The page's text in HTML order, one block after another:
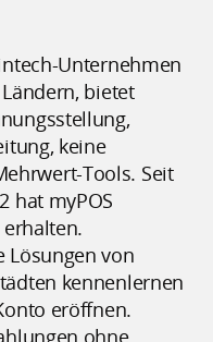
Unternehmen
bietet
keine
Tools. Seit
hat myPOS
Lösungen von
kennenlernen
eröffnen.
ohne